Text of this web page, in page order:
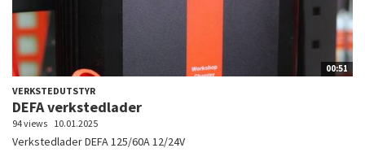
00:51
VERKSTEDUTSTYR
DEFA verkstedlader
94 views 10.01.2025
Verkstedlader DEFA 125/60A 12/24V